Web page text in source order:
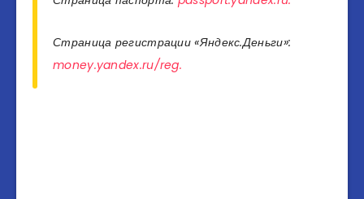
Страница регистрации «Яндекс.Деньги»:
money.yandex.ru/reg.